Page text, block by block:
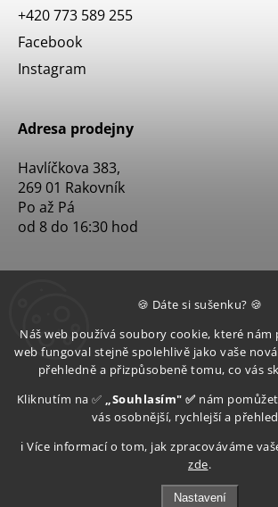
🍪 Dáte si sušenku? 🍪
Náš web používá soubory cookie, které nám
web fungoval stejně spolehlivě jako vaše
přehledně a přizpůsobeně tomu, co vás
Kliknutím na ✅ „Souhlasím" ✅ nám
vás osobnější, rychlejší a
ℹ️ Více informací o tom, jak zpracováváme
zde.
Nastavení
+420 773 589 255
Facebook
Instagram
Adresa prodejny
Havlíčkova 383,
269 01 Rakovník
Po až Pá
od 8 do 16:30 hod